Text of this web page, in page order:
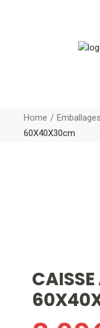
Home Emballages
60X40X30cm